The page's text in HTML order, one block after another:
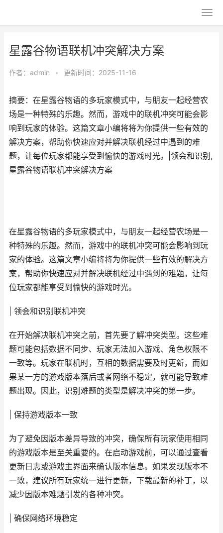
星露谷物语联机冲突解决方案
作者： admin • 更新时间：2025-11-16
摘要：在星露谷物语的多玩家模式中，与朋友一起经营农
场是一种特殊的乐趣。然而，游戏中的联机冲突可能会影
响到玩家的体验。这篇文章小编将将为你提供一些有效的
解决方案，帮助你快速应对并解决联机经过中遇到的难
题，让每位玩家都能享受到愉快的游戏时光。|领会和识别,
星露谷物语联机冲突解决方案
在星露谷物语的多玩家模式中，与朋友一起经营农场是一
种特殊的乐趣。然而，游戏中的联机冲突可能会影响到玩
家的体验。这篇文章小编将将为你提供一些有效的解决方
案，帮助你快速应对并解决联机经过中遇到的难题，让每
位玩家都能享受到愉快的游戏时光。
| 领会和识别联机冲突
在开始解决联机冲突之前，首先要了解冲突类型。这些难
题可能包括数据不同步、玩家无法加入游戏、角色权限不
一致等。玩家在联机时，互相的数据需要及时更新，而如
果某一方的游戏版本落后或者网络不稳定，就可能导致难
题出现。因此，识别难题的类型是解决冲突的第一步。
| 保持游戏版本一致
为了避免因版本差异导致的冲突，确保所有玩家使用相同
的游戏版本是至关重要的。在启动游戏前，可以通过查看
更新日志或游戏主界面来确认版本信息。如果发现版本不
一致，建议所有玩家统一进行更新，下载最新的补丁，以
减少因版本难题引发的各种冲突。
| 确保网络环境稳定